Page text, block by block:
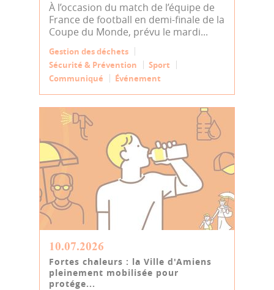
À l’occasion du match de l’équipe de
France de football en demi-finale de la
Coupe du Monde, prévu le mardi...
Gestion des déchets
Sécurité & Prévention
Sport
Communiqué
Événement
10.07.2026
Fortes chaleurs : la Ville d'Amiens
pleinement mobilisée pour
protége...